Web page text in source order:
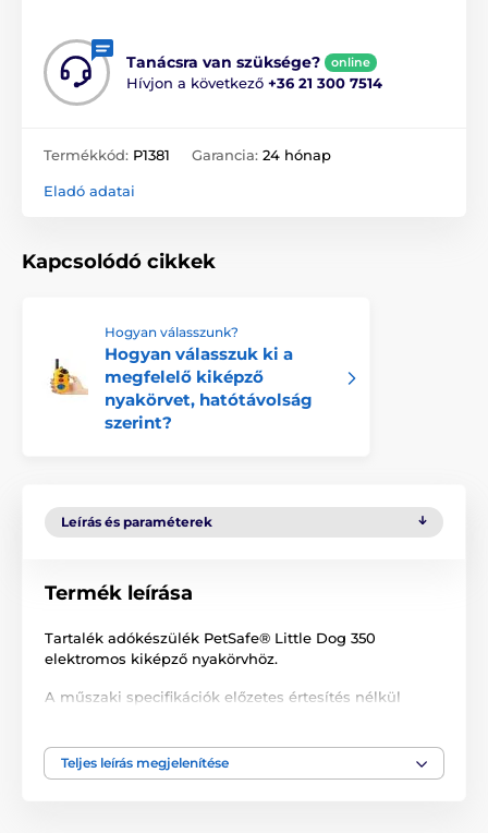
Tanácsra van szüksége? online
Hívjon a következő +36 21 300 7514
Termékkód: P1381 Garancia: 24 hónap
Eladó adatai
Kapcsolódó cikkek
Hogyan válasszunk?
Hogyan válasszuk ki a
megfelelő kiképző
nyakörvet, hatótávolság
szerint?
Leírás és paraméterek
Termék leírása
Tartalék adókészülék PetSafe® Little Dog 350
elektromos kiképző nyakörvhöz.
A műszaki specifikációk előzetes értesítés nélkül
Teljes leírás megjelenítése